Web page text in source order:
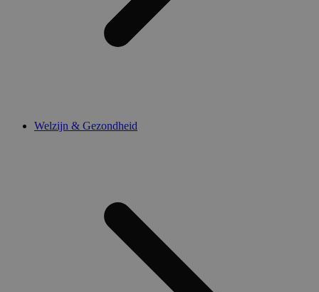
Welzijn & Gezondheid